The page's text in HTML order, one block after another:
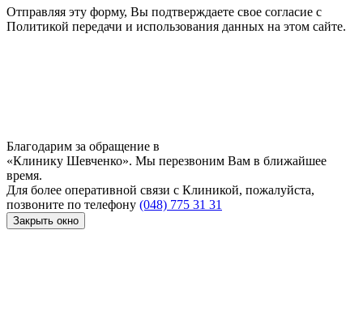
Отправляя эту форму, Вы подтверждаете свое согласие с
Политикой передачи и использования данных на этом сайте.
Благодарим за обращение в
«Клинику Шевченко». Мы перезвоним Вам в ближайшее
время.
Для более оперативной связи с Клиникой, пожалуйста,
позвоните по телефону (048) 775 31 31
Закрыть окно